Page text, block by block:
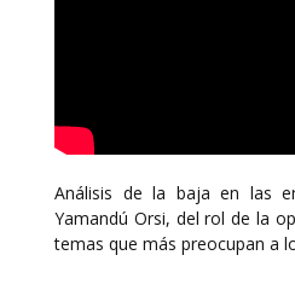
Análisis de la baja en las
Yamandú Orsi, del rol de la
temas que más preocupan a